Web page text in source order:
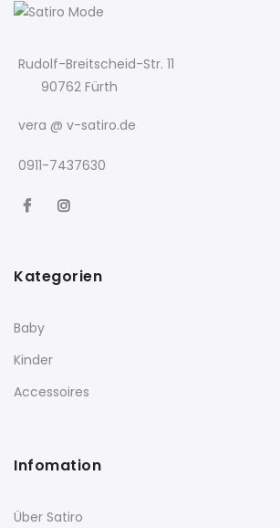
Rudolf-Breitscheid-Str. 11
90762 Fürth
vera @ v-satiro.de
0911-7437630
Kategorien
Baby
Kinder
Accessoires
Infomation
Über Satiro